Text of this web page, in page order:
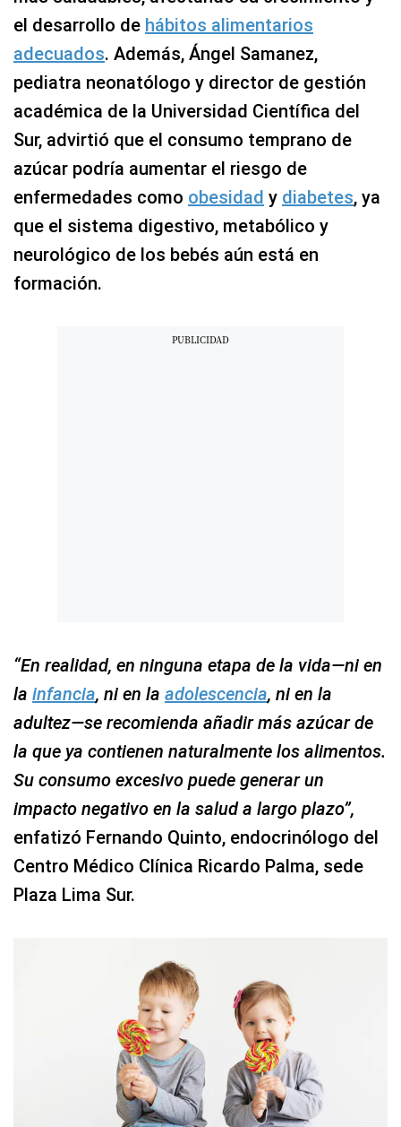
el desarrollo de hábitos alimentarios
adecuados. Además, Ángel Samanez,
pediatra neonatólogo y director de gestión
académica de la Universidad Científica del
Sur, advirtió que el consumo temprano de
azúcar podría aumentar el riesgo de
enfermedades como obesidad y diabetes, ya
que el sistema digestivo, metabólico y
neurológico de los bebés aún está en
formación.
“En realidad, en ninguna etapa de la vida—ni en
la infancia, ni en la adolescencia, ni en la
adultez—se recomienda añadir más azúcar de
la que ya contienen naturalmente los alimentos.
Su consumo excesivo puede generar un
impacto negativo en la salud a largo plazo”,
enfatizó Fernando Quinto, endocrinólogo del
Centro Médico Clínica Ricardo Palma, sede
Plaza Lima Sur.